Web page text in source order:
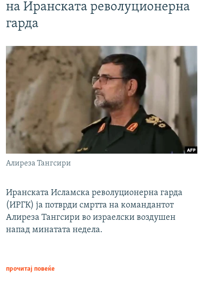
на Иранската револуционерна
гарда
Алиреза Тангсири
Иранската Исламска револуционерна гарда
(ИРГК) ја потврди смртта на командантот
Алиреза Тангсири во израелски воздушен
напад минатата недела.
прочитај повеќе